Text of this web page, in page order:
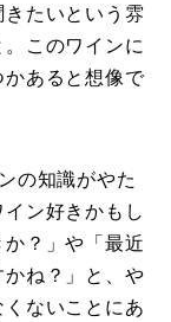
たいという雰
このワインに
かあると想像で
の知識がやた
ン好きかもし
？」や「最近
かね？」と、や
ないことにあ